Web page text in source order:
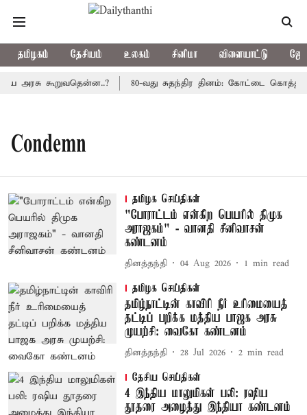
தமிழகம் தேசியம் உலகம் சினிமா விளையாட்டு
அரசு கூறுவதென்ன..? 80-வது சுதந்திர தினம்: கோட்டை
Condemn
தமிழக செய்திகள்
"போராட்டம் என்கிற பெயரில் திமுக
அராஜகம்" - வானதி சீனிவாசன்
கண்டனம்
தினத்தந்தி 04 Aug 2026 1 min read
தமிழக செய்திகள்
தமிழ்நாட்டின் காவிரி நீர் உரிமையைத்
தட்டிப் பறிக்க மத்திய பாஜக அரசு
முயற்சி: வைகோ கண்டனம்
தினத்தந்தி 28 Jul 2026 2 min read
தேசிய செய்திகள்
4 இந்திய மாலுமிகள் பலி: ரஷிய
தூதரை அழைத்து இந்தியா கண்டனம்